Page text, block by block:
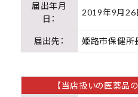
届出年月
日：
2019年9月26
届出先： 姫路市保健所
【当店扱いの医薬品